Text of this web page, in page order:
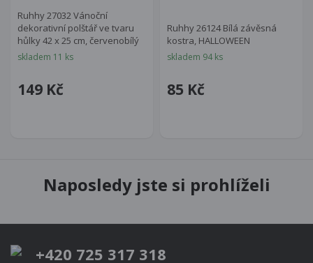
Ruhhy 27032 Vánoční
dekorativní polštář ve tvaru
hůlky 42 x 25 cm, červenobílý
skladem 11 ks
149 Kč
Ruhhy 26124 Bílá závěsná
kostra, HALLOWEEN
skladem 94 ks
85 Kč
Naposledy jste si prohlíželi
+420 725 317 318